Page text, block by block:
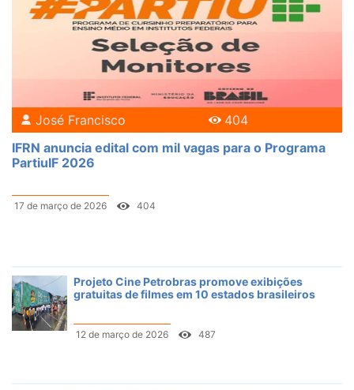
José Francisco
404
IFRN anuncia edital com mil vagas para o Programa
PartiuIF 2026
17 de março de 2026 404
Projeto Cine Petrobras promove exibições
gratuitas de filmes em 10 estados brasileiros
12 de março de 2026 487